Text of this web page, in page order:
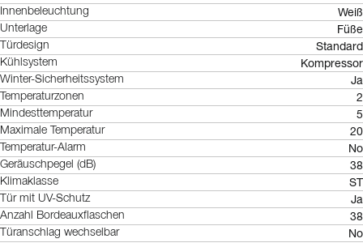
Innenbeleuchtung Weiß
Unterlage Füße
Türdesign Standard
Kühlsystem Kompressor
Winter-Sicherheitssystem Ja
Temperaturzonen 2
Mindesttemperatur 5
Maximale Temperatur 20
Temperatur-Alarm No
Geräuschpegel (dB) 38
Klimaklasse ST
Tür mit UV-Schutz Ja
Anzahl Bordeauxflaschen 38
Türanschlag wechselbar No